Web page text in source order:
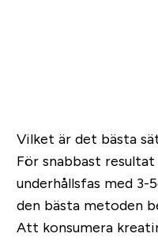
Vilket är det bästa
För snabbast
underhållsfas med
den bästa metoden
Att konsumera